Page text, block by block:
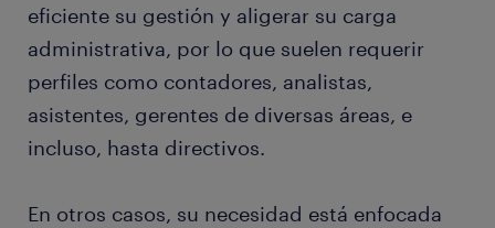
eficiente su gestión y aligerar su carga
administrativa, por lo que suelen requerir
perfiles como contadores, analistas,
asistentes, gerentes de diversas áreas, e
incluso, hasta directivos.
En otros casos, su necesidad está enfocada